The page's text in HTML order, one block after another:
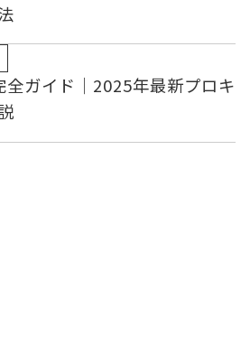
全ガイド｜2025年最新プロキ